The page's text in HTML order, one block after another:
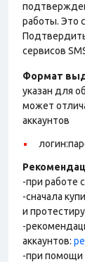
работы. Это
сервисов
Формат
указан для
может
аккаунтов
-при работе
-сначала
и
-
аккаунтов:
-при помощи